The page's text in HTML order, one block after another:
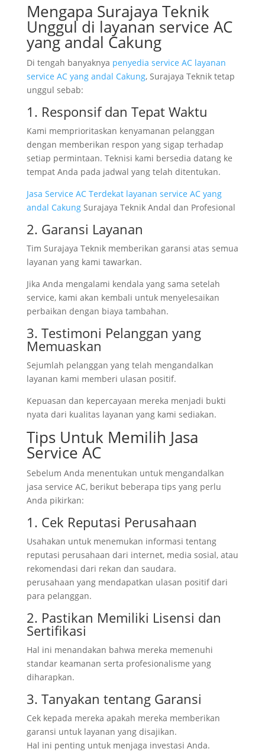
Mengapa Surajaya Teknik
Unggul di layanan service AC
yang andal Cakung
Di tengah banyaknya penyedia service AC layanan
service AC yang andal Cakung, Surajaya Teknik tetap
unggul sebab:
1. Responsif dan Tepat Waktu
Kami memprioritaskan kenyamanan pelanggan
dengan memberikan respon yang sigap terhadap
setiap permintaan. Teknisi kami bersedia datang ke
tempat Anda pada jadwal yang telah ditentukan.
Jasa Service AC Terdekat layanan service AC yang
andal CakungSurajaya Teknik Andal dan Profesional
2. Garansi Layanan
Tim Surajaya Teknik memberikan garansi atas semua
layanan yang kami tawarkan.
Jika Anda mengalami kendala yang sama setelah
service, kami akan kembali untuk menyelesaikan
perbaikan dengan biaya tambahan.
3. Testimoni Pelanggan yang
Memuaskan
Sejumlah pelanggan yang telah mengandalkan
layanan kami memberi ulasan positif.
Kepuasan dan kepercayaan mereka menjadi bukti
nyata dari kualitas layanan yang kami sediakan.
Tips Untuk Memilih Jasa
Service AC
Sebelum Anda menentukan untuk mengandalkan
jasa service AC, berikut beberapa tips yang perlu
Anda pikirkan:
1. Cek Reputasi Perusahaan
Usahakan untuk menemukan informasi tentang
reputasi perusahaan dari internet, media sosial, atau
rekomendasi dari rekan dan saudara.
perusahaan yang mendapatkan ulasan positif dari
para pelanggan.
2. Pastikan Memiliki Lisensi dan
Sertifikasi
Hal ini menandakan bahwa mereka memenuhi
standar keamanan serta profesionalisme yang
diharapkan.
3. Tanyakan tentang Garansi
Cek kepada mereka apakah mereka memberikan
garansi untuk layanan yang disajikan.
Hal ini penting untuk menjaga investasi Anda.